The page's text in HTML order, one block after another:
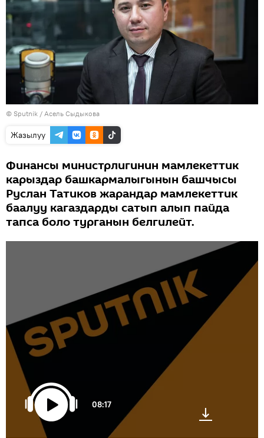
© Sputnik / Асель Сыдыкова
Жазылуу
Финансы министрлигинин мамлекеттик
карыздар башкармалыгынын башчысы
Руслан Татиков жарандар мамлекеттик
баалуу кагаздарды сатып алып пайда
тапса боло турганын белгилейт.
08:17